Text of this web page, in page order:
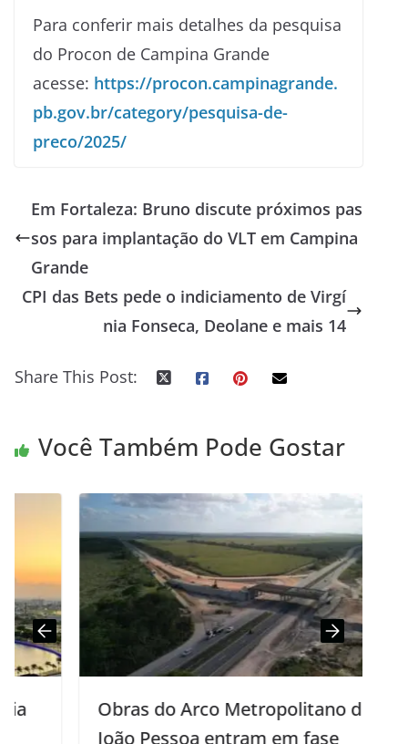
Para conferir mais detalhes da pesquisa
do Procon de Campina Grande
acesse: https://procon.campinagrande.
pb.gov.br/category/pesquisa-de-
preco/2025/
Em Fortaleza: Bruno discute próximos pas
sos para implantação do VLT em Campina
Grande
CPI das Bets pede o indiciamento de Virgí
nia Fonseca, Deolane e mais 14
Share This Post:
Você Também Pode Gostar
Obras do Arco Metropolitano de
João Pessoa entram em fase